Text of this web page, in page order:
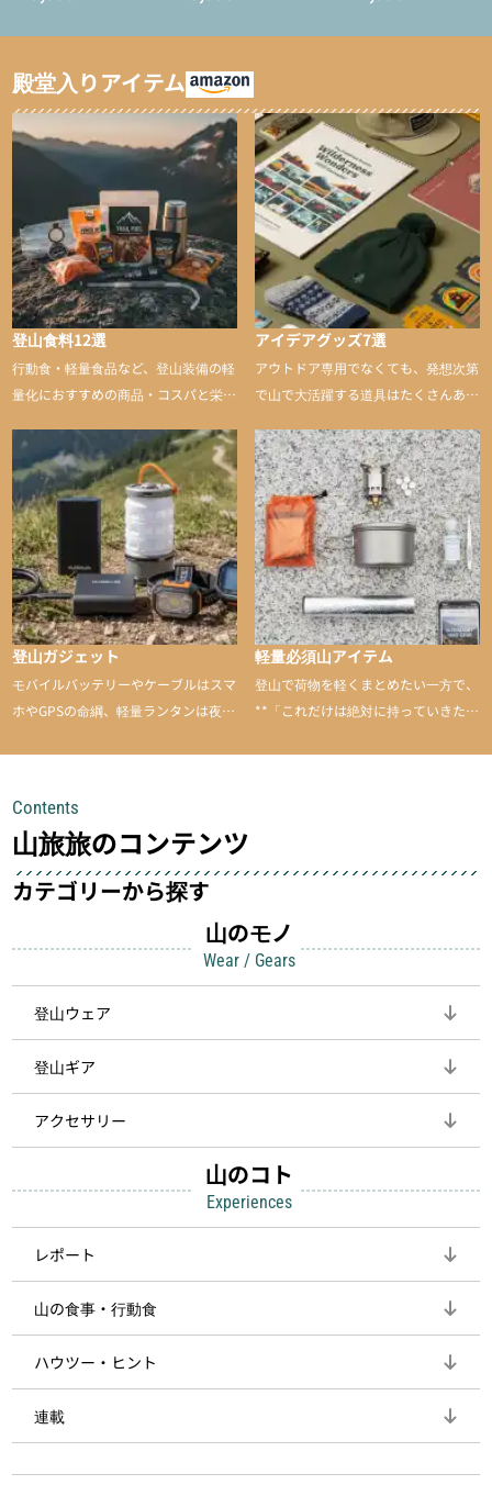
ション/テント泊用パジ
インサレーション/テン
殿堂入りアイテム
登山食料12選
行動食・軽量食品など、登山装備の軽
量化におすすめの商品・コスパと栄養
アイデアグッズ7選
アウトドア専用でなくても、発想次第
で山で大活躍する道具はたくさんあり
山に持ち込むと快適性や安心感をグッ
と引き上げてくれる――そんな意外性
のあるアイテムを紹介
登山ガジェット
モバイルバッテリーやケーブルはスマ
ホやGPSの命綱、軽量ランタンは夜間
して安全にしてくれます
軽量必須山アイテム
登山で荷物を軽くまとめたい一方で、
**「これだけは絶対に持っていきた
Contents
山旅旅のコンテンツ
カテゴリーから探す
山のモノ
Wear / Gears
登山ウェア
登山ギア
アクセサリー
山のコト
Experiences
レポート
山の食事・行動食
ハウツー・ヒント
連載